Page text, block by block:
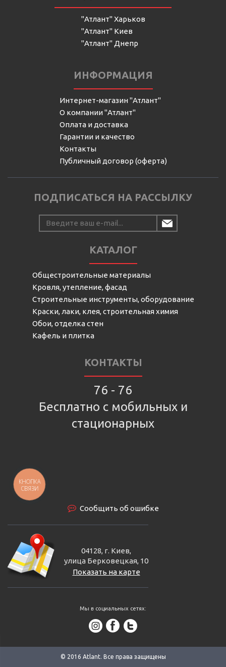
"Атлант" Харьков
"Атлант" Киев
"Атлант" Днепр
ИНФОРМАЦИЯ
Интернет-магазин "Атлант"
О компании "Атлант"
Оплата и доставка
Гарантии и качество
Контакты
Публичный договор (оферта)
ПОДПИСАТЬСЯ НА РАССЫЛКУ
КАТАЛОГ
Общестроительные материалы
Кровля, утепление, фасад
Строительные инструменты, оборудование
Краски, лаки, клея, строительная химия
Обои, отделка стен
Кафель и плитка
КОНТАКТЫ
76 - 76
Бесплатно с мобильных и
стационарных
Сообщить об ошибке
04128, г. Киев,
улица Берковецкая, 10
Показать на карте
Мы в социальных сетях:
© 2016 Аtlant. Все права защищены
КНОПКА
СВЯЗИ